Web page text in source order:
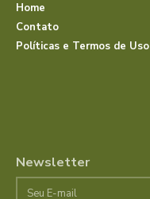
Home
Contato
Políticas e Termos de Uso
Newsletter